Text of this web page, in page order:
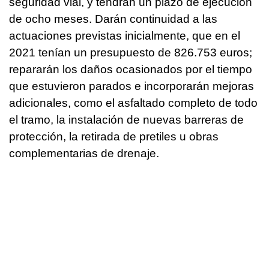
de ocho meses. Darán continuidad a las
actuaciones previstas inicialmente, que en el
2021 tenían un presupuesto de 826.753 euros;
repararán los daños ocasionados por el tiempo
que estuvieron parados e incorporarán mejoras
adicionales, como el asfaltado completo de todo
el tramo, la instalación de nuevas barreras de
protección, la retirada de pretiles u obras
complementarias de drenaje.